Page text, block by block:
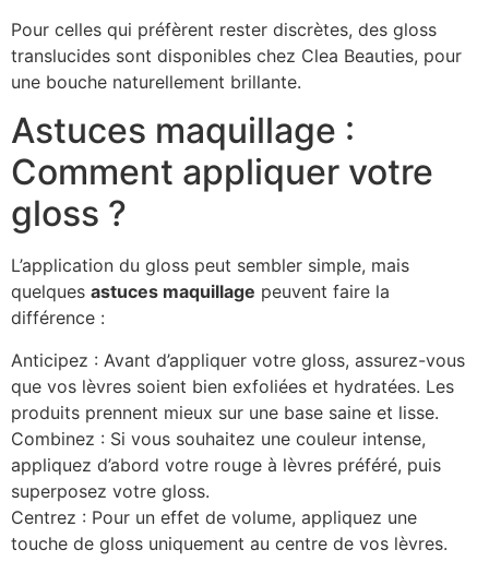
Pour celles qui préfèrent rester discrètes, des gloss
translucides sont disponibles chez Clea Beauties, pour
une bouche naturellement brillante.
Astuces maquillage :
Comment appliquer votre
gloss ?
L’application du gloss peut sembler simple, mais
quelques astuces maquillage peuvent faire la
différence :
Anticipez : Avant d’appliquer votre gloss, assurez-vous
que vos lèvres soient bien exfoliées et hydratées. Les
produits prennent mieux sur une base saine et lisse.
Combinez : Si vous souhaitez une couleur intense,
appliquez d’abord votre rouge à lèvres préféré, puis
superposez votre gloss.
Centrez : Pour un effet de volume, appliquez une
touche de gloss uniquement au centre de vos lèvres.